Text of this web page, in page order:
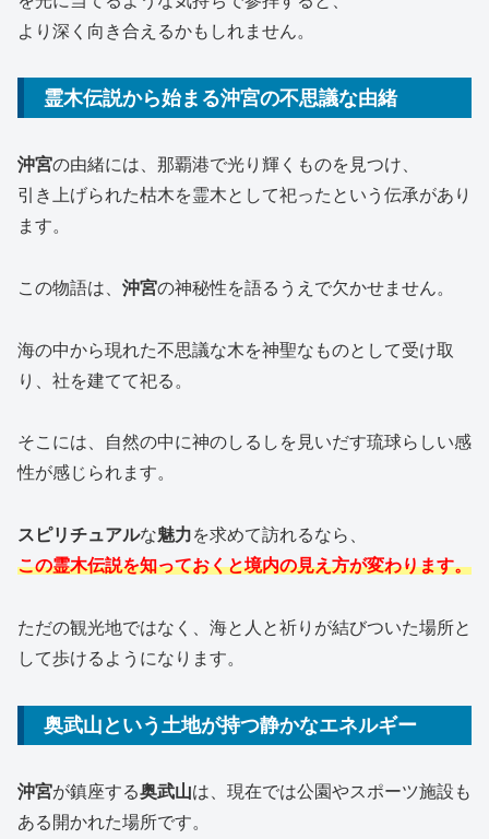
より深く向き合えるかもしれません。
霊木伝説から始まる沖宮の不思議な由緒
沖宮の由緒には、那覇港で光り輝くものを見つけ、
引き上げられた枯木を霊木として祀ったという伝承があり
ます。
この物語は、 沖宮の神秘性を語るうえで欠かせません。
海の中から現れた不思議な木を神聖なものとして受け取
り、社を建てて祀る。
そこには、自然の中に神のしるしを見いだす琉球らしい感
性が感じられます。
スピリチュアルな魅力を求めて訪れるなら、
この霊木伝説を知っておくと境内の見え方が変わります。
ただの観光地ではなく、海と人と祈りが結びついた場所と
して歩けるようになります。
奥武山という土地が持つ静かなエネルギー
沖宮が鎮座する奥武山は、現在では公園やスポーツ施設も
ある開かれた場所です。